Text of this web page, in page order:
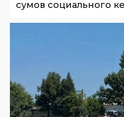
сумов социального